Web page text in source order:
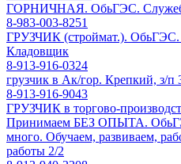
ГОРНИЧНАЯ. ОбьГЭС.
8-983-003-8251
ГРУЗЧИК (строймат.). ОбьГЭС.
Кладовщик
8-913-916-0324
грузчик в Ак/гор. Крепкий, з/п
8-913-916-9043
ГРУЗЧИК в торгово-
Принимаем БЕЗ ОПЫТА.
много. Обучаем, развиваем,
работы 2/2